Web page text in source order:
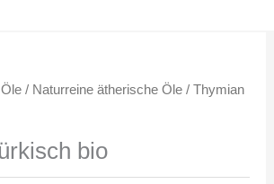
/ Naturreine ätherische Öle/ Thymian
bio